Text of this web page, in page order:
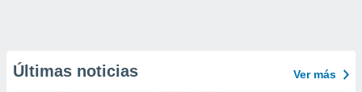
Últimas noticias Ver más